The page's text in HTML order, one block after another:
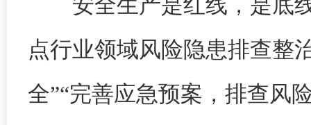
点行业领域风险隐患排查整
全”“完善应急预案，排查